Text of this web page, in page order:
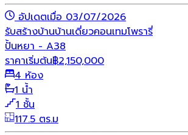
อัปเดตเมื่อ 03/07/2026
รับสร้างบ้านบ้านเดี่ยวคอนเทมโพรารี่
ปั้นหยา - A38
ราคาเริ่มต้น฿2,150,000
4 ห้อง
1 น้ำ
1 ชั้น
117.5 ตร.ม